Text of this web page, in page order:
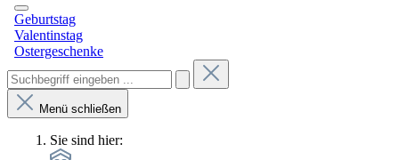
Geburtstag
Valentinstag
Ostergeschenke
Menü schließen
Sie sind hier: